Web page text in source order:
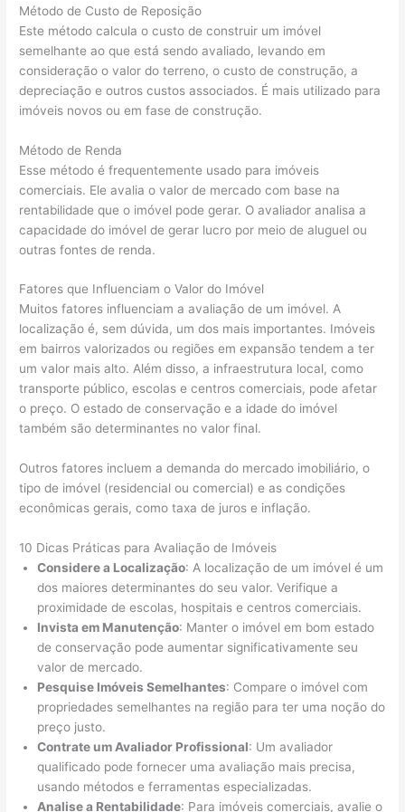
Método de Custo de Reposição
Este método calcula o custo de construir um imóvel
semelhante ao que está sendo avaliado, levando em
consideração o valor do terreno, o custo de construção, a
depreciação e outros custos associados. É mais utilizado para
imóveis novos ou em fase de construção.
Método de Renda
Esse método é frequentemente usado para imóveis
comerciais. Ele avalia o valor de mercado com base na
rentabilidade que o imóvel pode gerar. O avaliador analisa a
capacidade do imóvel de gerar lucro por meio de aluguel ou
outras fontes de renda.
Fatores que Influenciam o Valor do Imóvel
Muitos fatores influenciam a avaliação de um imóvel. A
localização é, sem dúvida, um dos mais importantes. Imóveis
em bairros valorizados ou regiões em expansão tendem a ter
um valor mais alto. Além disso, a infraestrutura local, como
transporte público, escolas e centros comerciais, pode afetar
o preço. O estado de conservação e a idade do imóvel
também são determinantes no valor final.
Outros fatores incluem a demanda do mercado imobiliário, o
tipo de imóvel (residencial ou comercial) e as condições
econômicas gerais, como taxa de juros e inflação.
10 Dicas Práticas para Avaliação de Imóveis
Considere a Localização: A localização de um imóvel é um
dos maiores determinantes do seu valor. Verifique a
proximidade de escolas, hospitais e centros comerciais.
Invista em Manutenção: Manter o imóvel em bom estado
de conservação pode aumentar significativamente seu
valor de mercado.
Pesquise Imóveis Semelhantes: Compare o imóvel com
propriedades semelhantes na região para ter uma noção do
preço justo.
Contrate um Avaliador Profissional: Um avaliador
qualificado pode fornecer uma avaliação mais precisa,
usando métodos e ferramentas especializadas.
Analise a Rentabilidade: Para imóveis comerciais, avalie o